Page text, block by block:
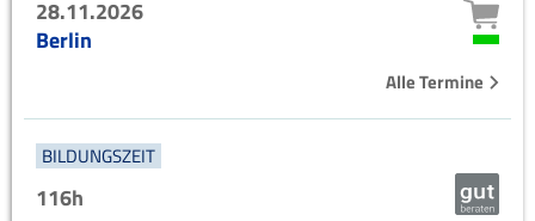
28.11.2026
Berlin
Alle Termine
BILDUNGSZEIT
116h